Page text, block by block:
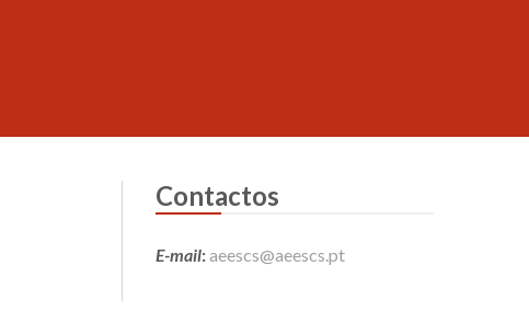
Contactos
E-mail:aeescs@aeescs.pt